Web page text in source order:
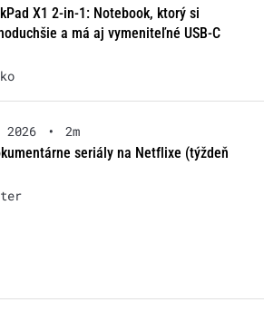
X1 2-in-1: Notebook, ktorý si
a má aj vymeniteľné USB-C
•
2m
seriály na Netflixe (týždeň